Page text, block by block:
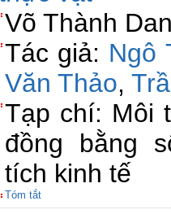
Võ Thành
Tác giả: Ngô
Văn Thảo,
Tạp chí: Môi
đồng bằng
tích kinh tế
Tóm tắt